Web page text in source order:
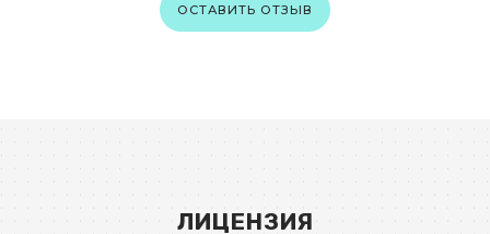
ОСТАВИТЬ ОТЗЫВ
ЛИЦЕНЗИЯ